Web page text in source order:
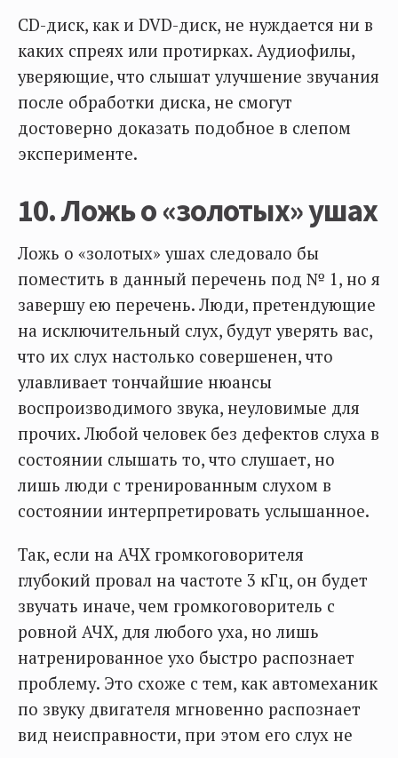
CD-диск, как и DVD-диск, не нуждается ни в
каких спреях или протирках. Аудиофилы,
уверяющие, что слышат улучшение звучания
после обработки диска, не смогут
достоверно доказать подобное в слепом
эксперименте.
10. Ложь о «золотых» ушах
Ложь о «золотых» ушах следовало бы
поместить в данный перечень под № 1, но я
завершу ею перечень. Люди, претендующие
на исключительный слух, будут уверять вас,
что их слух настолько совершенен, что
улавливает тончайшие нюансы
воспроизводимого звука, неуловимые для
прочих. Любой человек без дефектов слуха в
состоянии слышать то, что слушает, но
лишь люди с тренированным слухом в
состоянии интерпретировать услышанное.
Так, если на АЧХ громкоговорителя
глубокий провал на частоте 3 кГц, он будет
звучать иначе, чем громкоговоритель с
ровной АЧХ, для любого уха, но лишь
натренированное ухо быстро распознает
проблему. Это схоже с тем, как автомеханик
по звуку двигателя мгновенно распознает
вид неисправности, при этом его слух не